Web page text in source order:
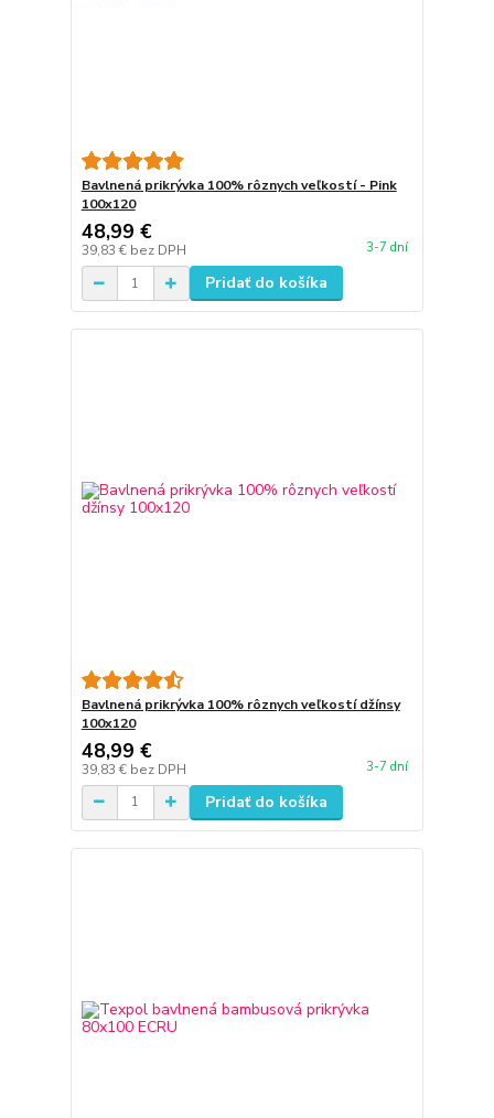
Bavlnená prikrývka 100% rôznych veľkostí - Pink
100x120
48,99 €
39,83 € bez DPH 3-7 dní
Pridať do košíka
Bavlnená prikrývka 100% rôznych veľkostí džínsy
100x120
48,99 €
39,83 € bez DPH 3-7 dní
Pridať do košíka